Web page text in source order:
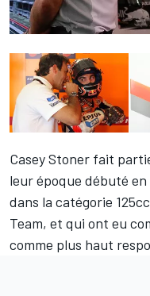
Casey Stoner fait
leur époque débuté
dans la catégorie
Team, et qui ont eu
comme plus haut